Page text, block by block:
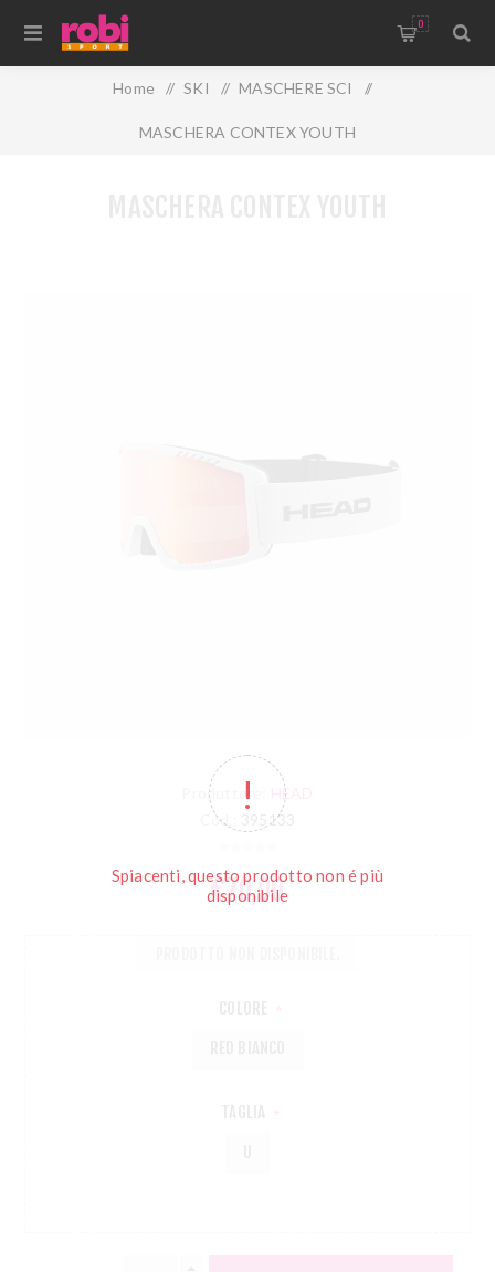
0
Home / SKI / MASCHERE SCI /
MASCHERA CONTEX YOUTH
Spiacenti, questo prodotto non é più
disponibile
Produttore:
HEAD
Cod.:
395133
€70,00